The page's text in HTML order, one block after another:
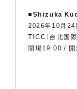
■Shizuka
2026年10月24
TICC（台北国
開場19:00 / 開